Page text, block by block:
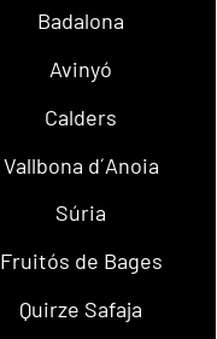
Badalona
Avinyó
Calders
Vallbona d´Anoia
Súria
Fruitós de Bages
Quirze Safaja